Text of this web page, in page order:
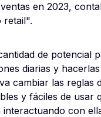
en 2023,
retail".
de potencial
diarias y
cambiar las reglas
y fáciles de usar
con